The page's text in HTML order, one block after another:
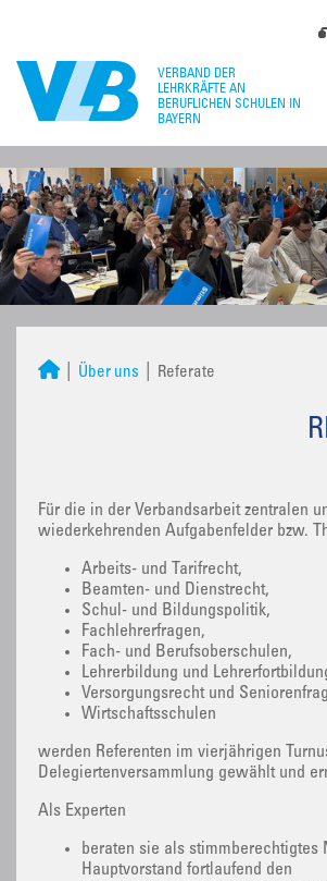
Über uns Referate
Für die in der Verbandsarbeit zentralen
wiederkehrenden Aufgabenfelder bzw.
Arbeits- und Tarifrecht,
Beamten- und Dienstrecht,
Schul- und Bildungspolitik,
Fachlehrerfragen,
Fach- und Berufsoberschulen,
Lehrerbildung und
Versorgungsrecht und
Wirtschaftsschulen
werden Referenten im vierjährigen
Delegiertenversammlung gewählt und
Als Experten
beraten sie als stimmberechtigtes
Hauptvorstand fortlaufend den